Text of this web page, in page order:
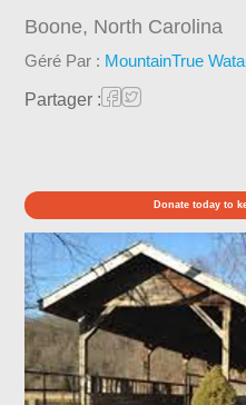
Boone, North Carolina
Géré Par : MountainTrue
Partager :
Donate today to